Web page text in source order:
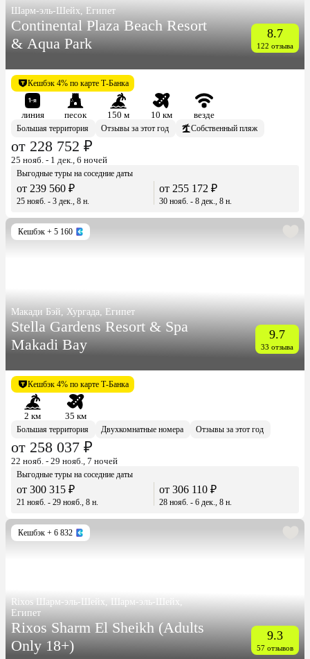
Шарм-эль-Шейх, Египет
Continental Plaza Beach Resort
& Aqua Park
8.7
122 отзыва
Кешбэк 4% по карте Т-Банка
линия песок 150 м 10 км
везде
Большая территория
Отзывы за этот год Собственный пляж
от 228 752 ₽
25 нояб. - 1 дек., 6 ночей
Выгодные туры на соседние даты
от 239 560 ₽
25 нояб. - 3 дек., 8 н.
от 255 172 ₽
30 нояб. - 8 дек., 8 н.
Кешбэк + 5 160
Макади Бэй, Хургада, Египет
Stella Gardens Resort & Spa
Makadi Bay
9.7
33 отзыва
Кешбэк 4% по карте Т-Банка
2 км
35 км
Большая территория
Двухкомнатные номера Отзывы за этот год
от 258 037 ₽
22 нояб. - 29 нояб., 7 ночей
Выгодные туры на соседние даты
от 300 315 ₽
21 нояб. - 29 нояб., 8 н.
от 306 110 ₽
28 нояб. - 6 дек., 8 н.
Кешбэк + 6 832
Rixos Шарм-эль-Шейх, Шарм-эль-Шейх,
Египет
Rixos Sharm El Sheikh (Adults
Only 18+)
9.3
57 отзывов